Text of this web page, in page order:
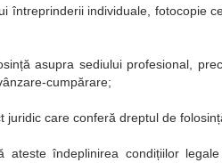
individuale, fotocopie
asupra sediului profesional,
cumpărare;
care conferă dreptul de
îndeplinirea condițiilor